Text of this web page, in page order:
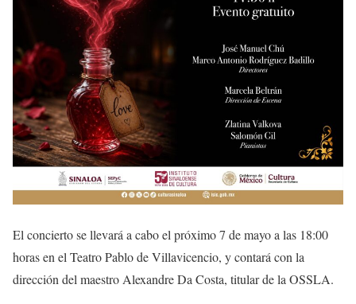
El concierto se llevará a cabo el próximo 7 de mayo a las 18:00
horas en el Teatro Pablo de Villavicencio, y contará con la
dirección del maestro Alexandre Da Costa, titular de la OSSLA.